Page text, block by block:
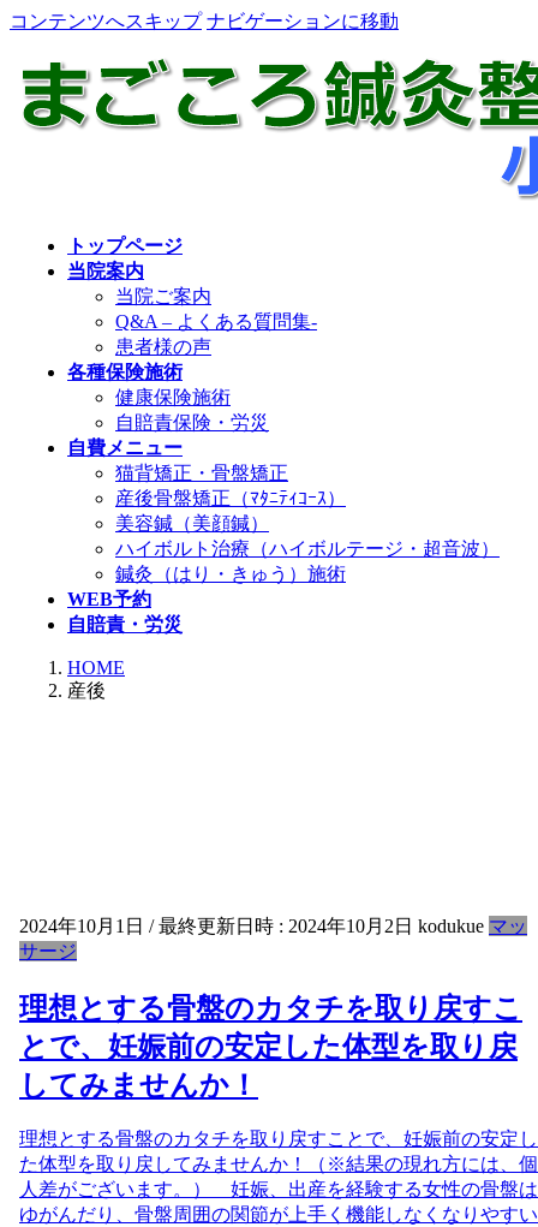
コンテンツへスキップ ナビゲーションに移動
トップページ
当院案内
当院ご案内
Q&A – よくある質問集-
患者様の声
各種保険施術
健康保険施術
自賠責保険・労災
自費メニュー
猫背矯正・骨盤矯正
産後骨盤矯正（ﾏﾀﾆﾃｨｺｰｽ）
美容鍼（美顔鍼）
ハイボルト治療（ハイボルテージ・超音波）
鍼灸（はり・きゅう）施術
WEB予約
自賠責・労災
HOME
産後
2024年10月1日 / 最終更新日時 : 2024年10月2日 kodukue マッ
サージ
理想とする骨盤のカタチを取り戻すこ
とで、妊娠前の安定した体型を取り戻
してみませんか！
理想とする骨盤のカタチを取り戻すことで、妊娠前の安定し
た体型を取り戻してみませんか！（※結果の現れ方には、個
人差がございます。） 妊娠、出産を経験する女性の骨盤は
ゆがんだり、骨盤周囲の関節が上手く機能しなくなりやすい